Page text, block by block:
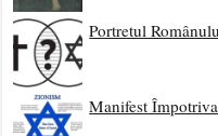
Portretul
Manifest